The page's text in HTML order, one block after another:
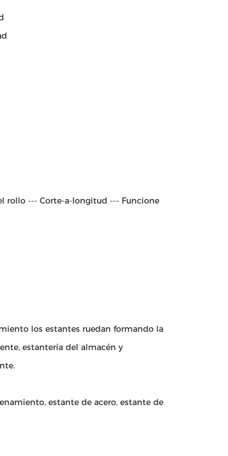
rollo --- Corte-a-longitud --- Funcione
los estantes ruedan formando la
estantería del almacén y
estante de acero, estante de